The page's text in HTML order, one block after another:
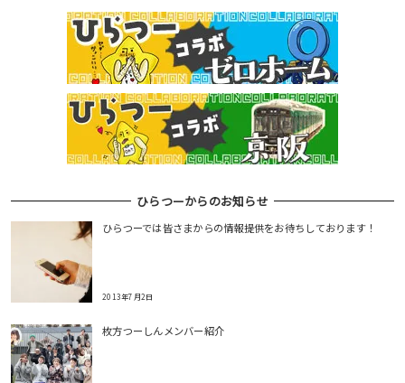
ひらつーからのお知らせ
ひらつーでは皆さまからの情報提供をお待ちしております！
2013年7月2日
枚方つーしんメンバー紹介